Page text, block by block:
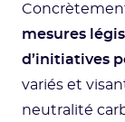
mesures
d’initiatives
variés et
neutralité